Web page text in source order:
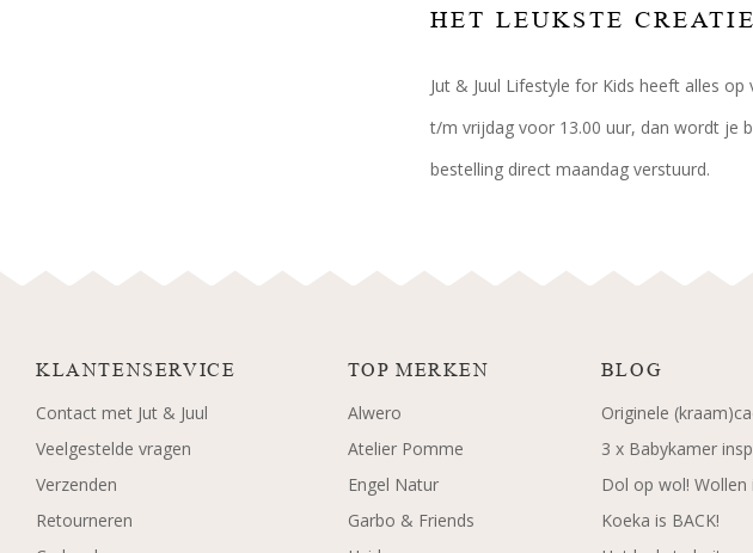
HET LEUKSTE
Jut & Juul Lifestyle for Kids heeft alles
t/m vrijdag voor 13.00 uur, dan wordt je
bestelling direct maandag verstuurd.
KLANTENSERVICE
Contact met Jut & Juul
Veelgestelde vragen
Verzenden
Retourneren
TOP MERKEN
Alwero
Atelier Pomme
Engel Natur
Garbo & Friends
BLOG
Originele
3 x Babykamer
Dol op wol!
Koeka is BACK!